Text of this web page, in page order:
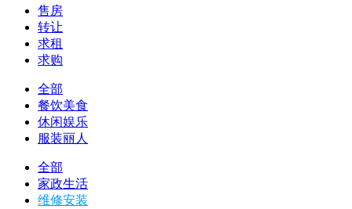
售房
转让
求租
求购
全部
餐饮美食
休闲娱乐
服装丽人
全部
家政生活
维修安装